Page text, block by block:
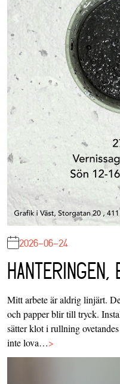
2026-06-24
HANTERINGEN,
Mitt arbete är aldrig linjärt.
och papper blir till tryck.
sätter klot i rullning
inte lova…>